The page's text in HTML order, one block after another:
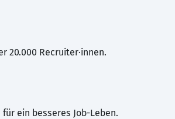
20.000 Recruiter·innen.
ein besseres Job-Leben.